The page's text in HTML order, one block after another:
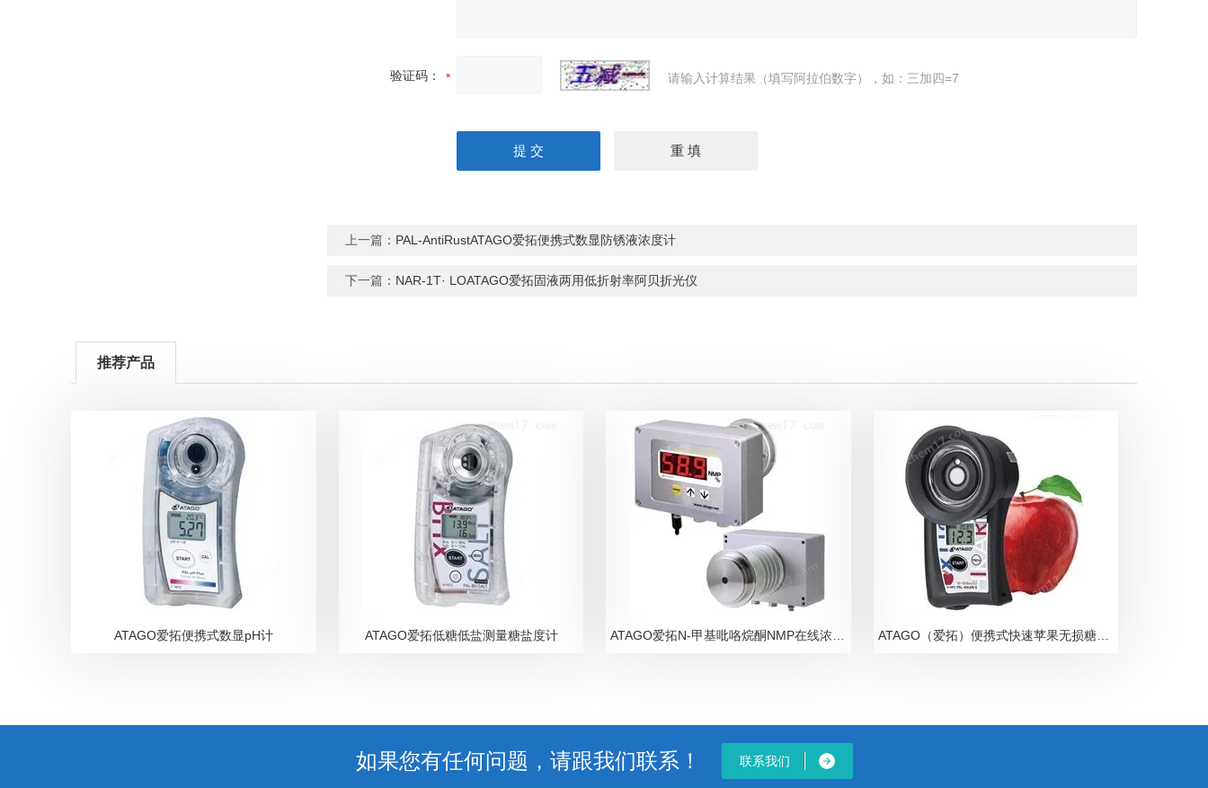
验证码： 请输入计算结果（填写阿拉伯数字），如：三加四=7
上一篇： PAL-AntiRustATAGO爱拓便携式数显防锈液浓度计
下一篇： NAR-1T· LOATAGO爱拓固液两用低折射率阿贝折光仪
推荐产品
ATAGO爱拓便携式数显pH计 ATAGO爱拓低糖低盐测量糖盐度计 ATAGO爱拓N-甲基吡咯烷酮NMP在线浓度计 ATAGO（爱拓）便携式快速苹果无损糖度计
如果您有任何问题，请跟我们联系！ 联系我们